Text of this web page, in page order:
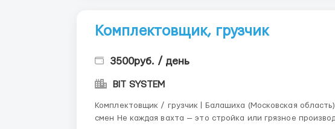
Комплектовщик, грузчик
3500руб. / день
BIT SYSTEM
Комплектовщик / грузчик | Балашиха (Московская область) 💰 До 3 410 ₽ за смену | Вахта от 15
смен Не каждая вахта — это стройка или грязное производство. Здесь работа на складе